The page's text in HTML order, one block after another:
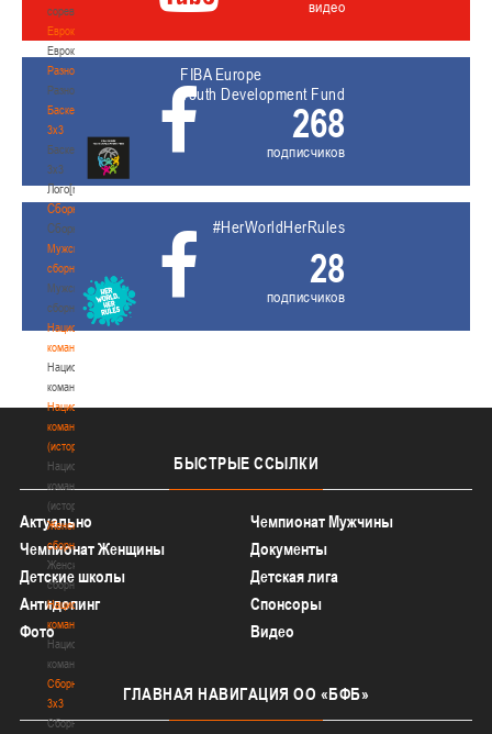
соревнования
Еврокубки
Еврокубки
Разное
Разное
Баскетбол
3х3
Баскетбол
3х3
Лого[modid=121]
Сборные
Сборные
Мужские
сборные
Мужские
сборные
Национальная
команда
Национальная
команда
Национальная
команда
(история)
Национальная
команда
(история)
Женские
сборные
Женские
сборные
Национальная
команда
Национальная
команда
Сборные
3х3
Сборные
видео
FIBA Europe
Youth Development Fund
268
подписчиков
#HerWorldHerRules
28
подписчиков
БЫСТРЫЕ ССЫЛКИ
Актуально
Чемпионат Мужчины
Чемпионат Женщины
Документы
Детские школы
Детская лига
Антидопинг
Спонсоры
Фото
Видео
ГЛАВНАЯ НАВИГАЦИЯ ОО «БФБ»